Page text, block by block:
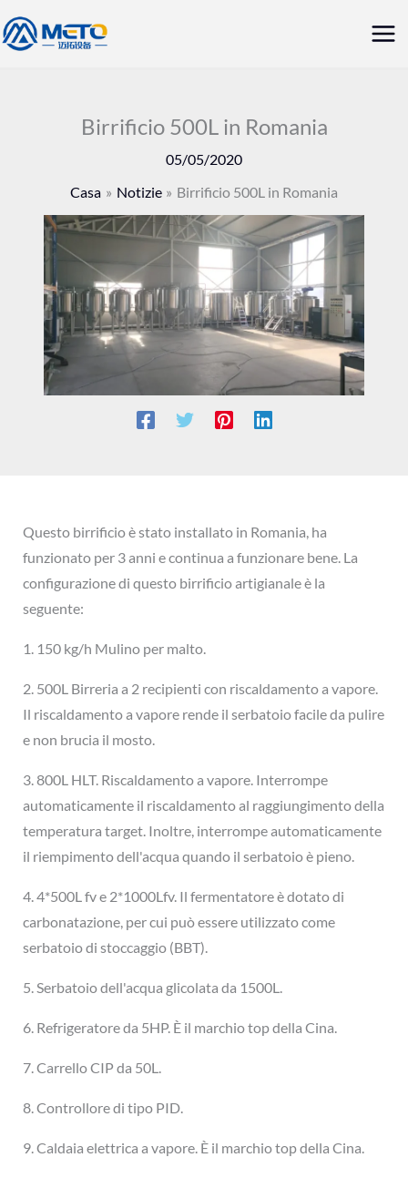
Vai
al
Birrificio 500L in Romania
05/05/2020
Casa
Notizie Birrificio 500L in Romania
Questo birrificio è stato installato in Romania, ha
funzionato per 3 anni e continua a funzionare bene. La
configurazione di questo birrificio artigianale è la
seguente:
1. 150 kg/h Mulino per malto.
2. 500L Birreria a 2 recipienti con riscaldamento a vapore.
Il riscaldamento a vapore rende il serbatoio facile da pulire
e non brucia il mosto.
3. 800L HLT. Riscaldamento a vapore. Interrompe
automaticamente il riscaldamento al raggiungimento della
temperatura target. Inoltre, interrompe automaticamente
il riempimento dell'acqua quando il serbatoio è pieno.
4. 4*500L fv e 2*1000Lfv. Il fermentatore è dotato di
carbonatazione, per cui può essere utilizzato come
serbatoio di stoccaggio (BBT).
5. Serbatoio dell'acqua glicolata da 1500L.
6. Refrigeratore da 5HP. È il marchio top della Cina.
7. Carrello CIP da 50L.
8. Controllore di tipo PID.
9. Caldaia elettrica a vapore. È il marchio top della Cina.